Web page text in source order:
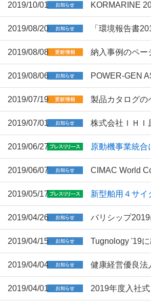
2019/10/01 KORMARINE
2019/08/20 「環境報告書
2019/08/08 納入事例のペー
2019/08/06 POWER-GEN
2019/07/19 製品カタログの
2019/07/01 株式会社ＩＨ
2019/06/27 原動機事業統
2019/06/07 CIMAC World
2019/05/17 新型舶用４サ
2019/04/26 バリシップ
2019/04/15 Tugnology '19
2019/04/04 健康経営優良法
2019/04/01 2019年度入社